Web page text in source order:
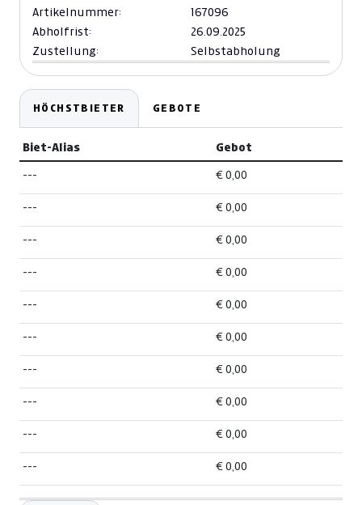
Artikelnummer:
167096
Abholfrist:
26.09.2025
Zustellung:
Selbstabholung
HÖCHSTBIETER GEBOTE
Biet-Alias Gebot
--- € 0,00
--- € 0,00
--- € 0,00
--- € 0,00
--- € 0,00
--- € 0,00
--- € 0,00
--- € 0,00
--- € 0,00
--- € 0,00